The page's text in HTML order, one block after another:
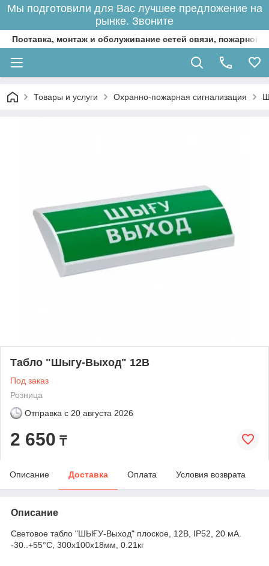
Мы подготовили для Вас лучшее предложение на
рынке. Звоните
Поставка, монтаж и обслуживание сетей связи, пожарной
Товары и услуги Охранно-пожарная сигнализация
Табло "Шыгу-Выход" 12В
Под заказ
Розница
Отправка с 20 августа 2026
2 650 ₸
Описание Доставка Оплата Условия возврата
Описание
Световое табло "ШЫҒУ-Выход" плоское, 12В, IP52, 20 мА.
-30..+55°С, 300х100х18мм, 0.21кг